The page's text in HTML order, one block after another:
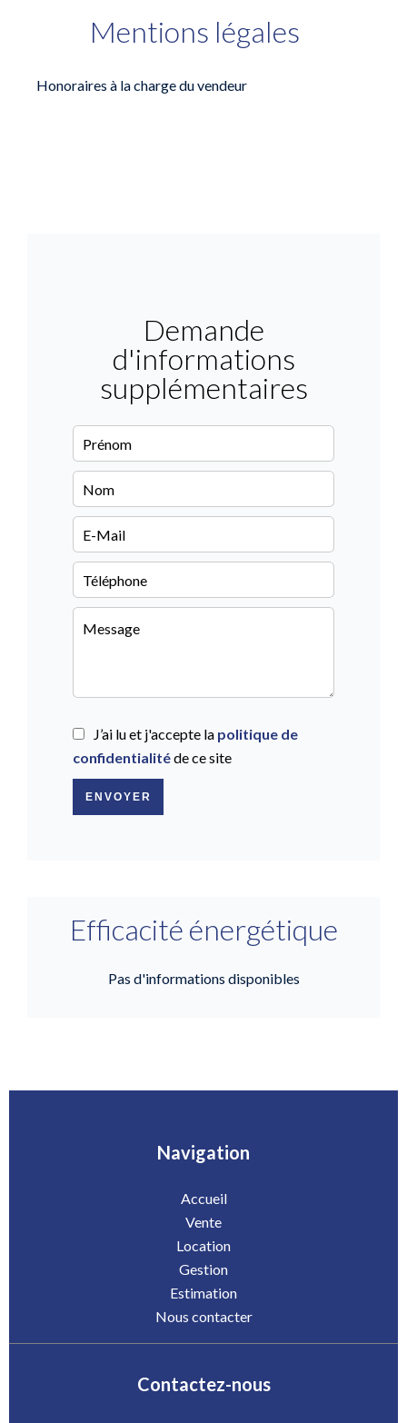
Mentions légales
Honoraires à la charge du vendeur
Demande
d'informations
supplémentaires
J’ai lu et j'accepte la politique de
confidentialitéde ce site
ENVOYER
Efficacité énergétique
Pas d'informations disponibles
Navigation
Accueil
Vente
Location
Gestion
Estimation
Nous contacter
Contactez-nous